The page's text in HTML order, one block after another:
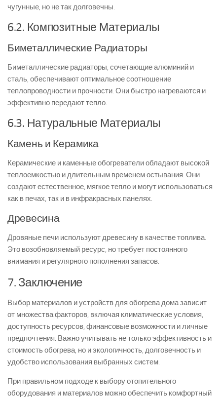
чугунные, но не так долговечны.
6.2. Композитные Материалы
Биметаллические Радиаторы
Биметаллические радиаторы, сочетающие алюминий и
сталь, обеспечивают оптимальное соотношение
теплопроводности и прочности. Они быстро нагреваются и
эффективно передают тепло.
6.3. Натуральные Материалы
Камень и Керамика
Керамические и каменные обогреватели обладают высокой
теплоемкостью и длительным временем остывания. Они
создают естественное, мягкое тепло и могут использоваться
как в печах, так и в инфракрасных панелях.
Древесина
Дровяные печи используют древесину в качестве топлива.
Это возобновляемый ресурс, но требует постоянного
внимания и регулярного пополнения запасов.
7. Заключение
Выбор материалов и устройств для обогрева дома зависит
от множества факторов, включая климатические условия,
доступность ресурсов, финансовые возможности и личные
предпочтения. Важно учитывать не только эффективность и
стоимость обогрева, но и экологичность, долговечность и
удобство использования выбранных систем.
При правильном подходе к выбору отопительного
оборудования и материалов можно обеспечить комфортный